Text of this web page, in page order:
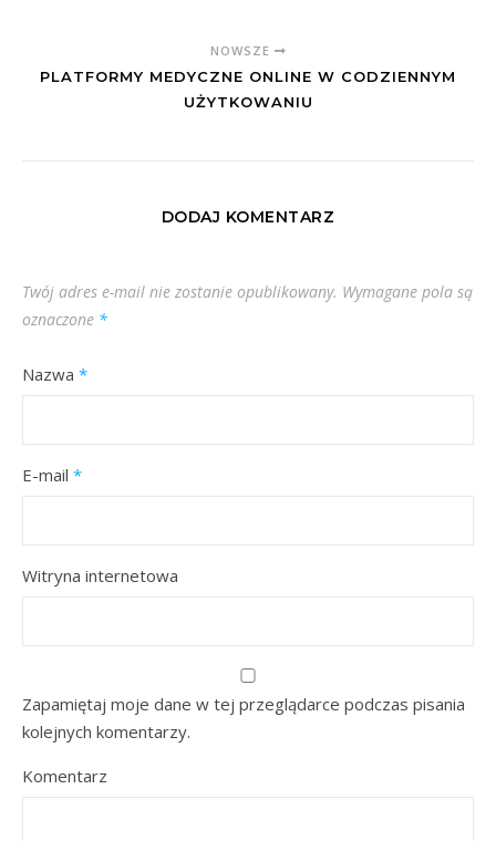
NOWSZE
PLATFORMY MEDYCZNE ONLINE W CODZIENNYM
UŻYTKOWANIU
DODAJ KOMENTARZ
Twój adres e-mail nie zostanie opublikowany. Wymagane pola są
oznaczone *
Nazwa *
E-mail *
Witryna internetowa
Zapamiętaj moje dane w tej przeglądarce podczas pisania
kolejnych komentarzy.
Komentarz